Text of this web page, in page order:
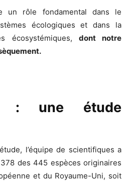
un rôle fondamental dans le
écologiques et dans la
écosystémiques, dont notre
: une étude
l’équipe de scientifiques a
des 445 espèces originaires
et du Royaume-Uni, soit